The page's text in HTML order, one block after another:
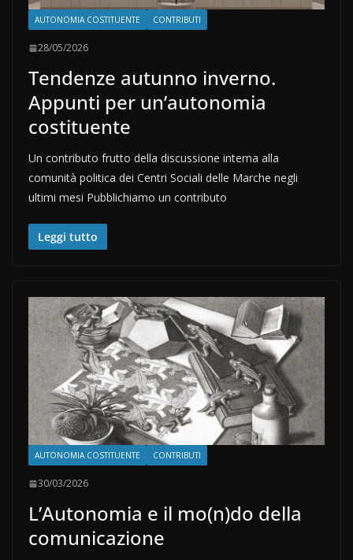
AUTONOMIA COSTITUENTE CONTRIBUTI
28/05/2026
Tendenze autunno inverno.
Appunti per un’autonomia
costituente
Un contributo frutto della discussione interna alla
comunità politica dei Centri Sociali delle Marche negli
ultimi mesi Pubblichiamo un contributo
Leggi tutto
AUTONOMIA COSTITUENTE CONTRIBUTI
30/03/2026
L’Autonomia e il mo(n)do della
comunicazione